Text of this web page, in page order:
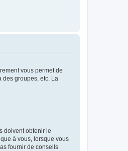
vous permet de
des groupes, etc. La
doivent obtenir le
à vous, lorsque vous
fournir de conseils